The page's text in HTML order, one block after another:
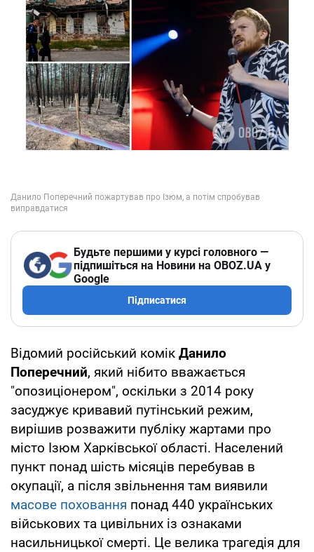
Будьте першими у курсі головного —
підпишіться на Новини на OBOZ.UA у
Google
Підписатися
Відомий російський комік Данило
Поперечний, який нібито вважається
"опозиціонером", оскільки з 2014 року
засуджує кривавий путінський режим,
вирішив розважити публіку жартами про
місто Ізюм Харківської області. Населений
пункт понад шість місяців перебував в
окупації, а після звільнення там виявили
масове поховання понад 440 українських
військових та цивільних із ознаками
насильницької смерті. Це велика трагедія для